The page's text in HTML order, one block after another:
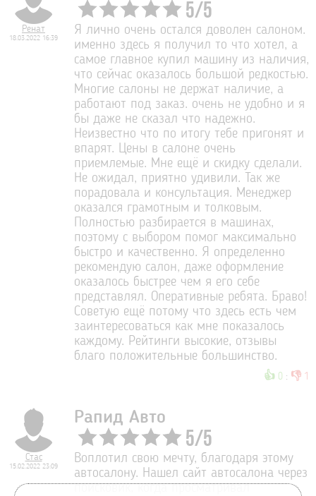
Ренат
18.03.2022 16:39
5/5
Я лично очень остался доволен салоном.
именно здесь я получил то что хотел, а
самое главное купил машину из наличия,
что сейчас оказалось большой редкостью.
Многие салоны не держат наличие, а
работают под заказ. очень не удобно и я
бы даже не сказал что надежно.
Неизвестно что по итогу тебе пригонят и
впарят. Цены в салоне очень
приемлемые. Мне ещё и скидку сделали.
Не ожидал, приятно удивили. Так же
порадовала и консультация. Менеджер
оказался грамотным и толковым.
Полностью разбирается в машинах,
поэтому с выбором помог максимально
быстро и качественно. Я определенно
рекомендую салон, даже оформление
оказалось быстрее чем я его себе
представлял. Оперативные ребята. Браво!
Советую ещё потому что здесь есть чем
заинтересоваться как мне показалось
каждому. Рейтинги высокие, отзывы
благо положительные большинство.
👍 0 : 👎 1
Стас
15.02.2022 23:09
Рапид Авто
5/5
Воплотил свою мечту, благодаря этому
автосалону. Нашел сайт автосалона через